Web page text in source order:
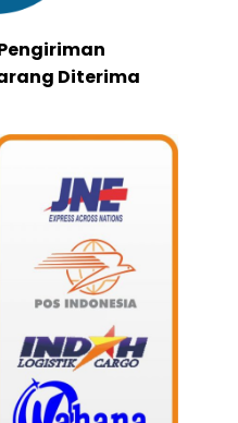
Diterima